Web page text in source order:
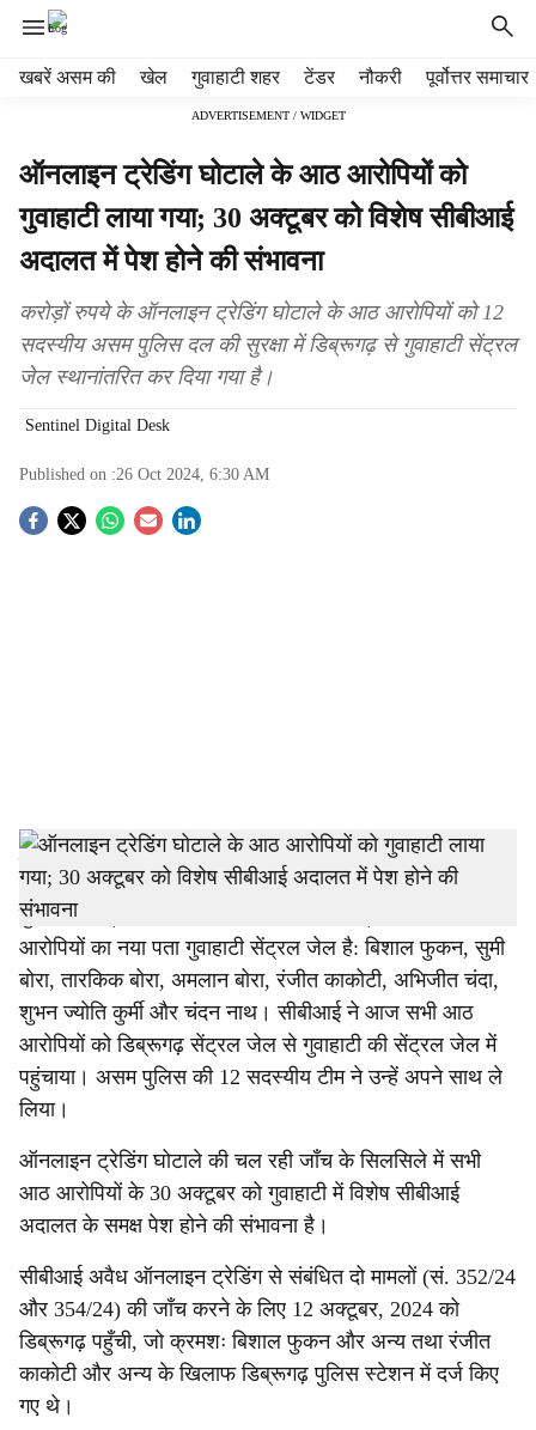
खबरें असम की खेल गुवाहाटी शहर टेंडर नौकरी पूर्वोत्तर समाचार
ADVERTISEMENT / WIDGET
ऑनलाइन ट्रेडिंग घोटाले के आठ आरोपियों को
गुवाहाटी लाया गया; 30 अक्टूबर को विशेष सीबीआई
अदालत में पेश होने की संभावना
करोड़ों रुपये के ऑनलाइन ट्रेडिंग घोटाले के आठ आरोपियों को 12
सदस्यीय असम पुलिस दल की सुरक्षा में डिब्रूगढ़ से गुवाहाटी सेंट्रल
जेल स्थानांतरित कर दिया गया है।
Sentinel Digital Desk
Published on :26 Oct 2024, 6:30 AM
S
h
a
r
e
हमारा ब्यूरो
गुवाहाटी/डिब्रूगढ़: करोड़ों रुपये के ऑनलाइन ट्रेडिंग घोटाले में आठ
आरोपियों का नया पता गुवाहाटी सेंट्रल जेल है: बिशाल फुकन, सुमी
बोरा, तारकिक बोरा, अमलान बोरा, रंजीत काकोटी, अभिजीत चंदा,
शुभन ज्योति कुर्मी और चंदन नाथ। सीबीआई ने आज सभी आठ
आरोपियों को डिब्रूगढ़ सेंट्रल जेल से गुवाहाटी की सेंट्रल जेल में
पहुंचाया। असम पुलिस की 12 सदस्यीय टीम ने उन्हें अपने साथ ले
लिया।
ऑनलाइन ट्रेडिंग घोटाले की चल रही जाँच के सिलसिले में सभी
आठ आरोपियों के 30 अक्टूबर को गुवाहाटी में विशेष सीबीआई
अदालत के समक्ष पेश होने की संभावना है।
सीबीआई अवैध ऑनलाइन ट्रेडिंग से संबंधित दो मामलों (सं. 352/24
और 354/24) की जाँच करने के लिए 12 अक्टूबर, 2024 को
डिब्रूगढ़ पहुँची, जो क्रमशः बिशाल फुकन और अन्य तथा रंजीत
काकोटी और अन्य के खिलाफ डिब्रूगढ़ पुलिस स्टेशन में दर्ज किए
गए थे।